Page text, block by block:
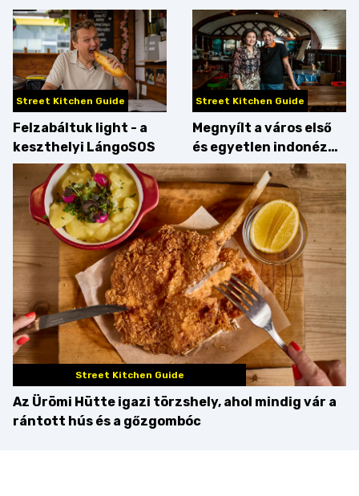
Street Kitchen Guide
Felzabáltuk light - a
keszthelyi LángoSOS
Street Kitchen Guide
Megnyílt a város első
és egyetlen indonéz
étterme a Kolosy
téren, mi pedig
kipróbáltuk!
Street Kitchen Guide
Az Ürömi Hütte igazi törzshely, ahol mindig vár a
rántott hús és a gőzgombóc